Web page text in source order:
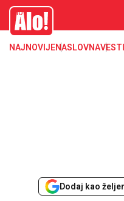
Crna hronika, smrt, ubistvo,
poginuli, zaplena, carina
Alo
NAJNOVIJENASLOVNAVESTI
Dodaj kao